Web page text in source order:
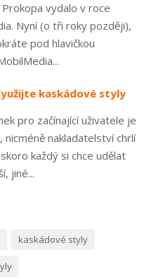
vydalo v roce
Nyní (o tři roky později),
pod hlavičkou
kaskádové styly
pro začínající uživatele je
nakladatelství chrlí
každý si chce udělat
jiné...
kaskádové styly